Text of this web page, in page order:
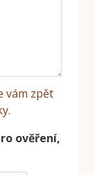
vám zpět
ověření,